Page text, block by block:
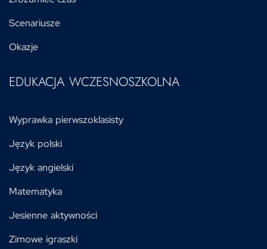
Scenariusze
Okazje
EDUKACJA WCZESNOSZKOLNA
Wyprawka pierwszoklasisty
Język polski
Język angielski
Matematyka
Jesienne aktywności
Zimowe igraszki